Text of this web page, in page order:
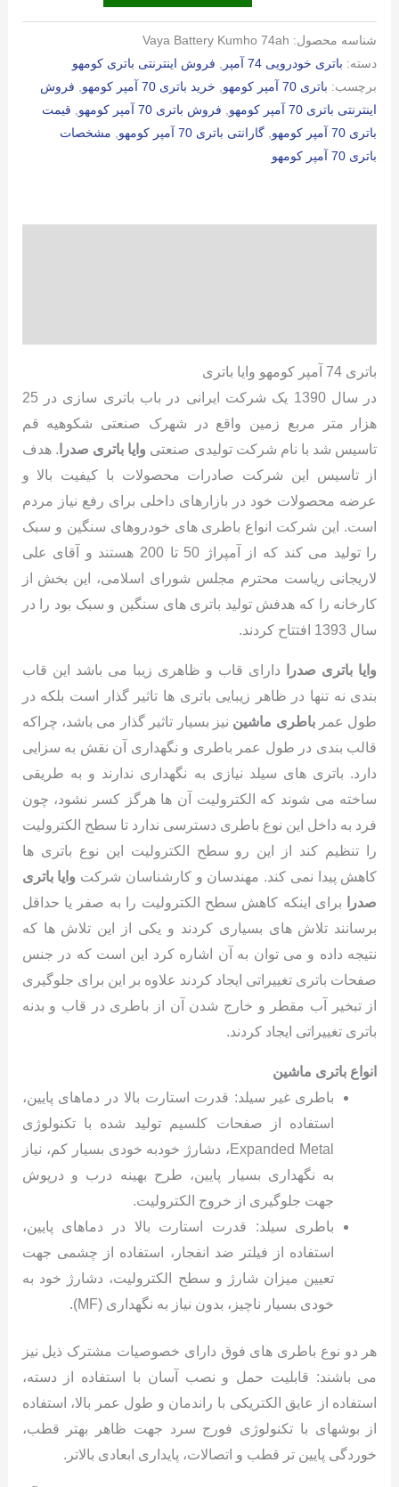
آمپر
شناسه محصول: Vaya Battery Kumho 74ah
دسته: باتری خودرویی 74 آمپر , فروش اینترنتی باتری کومهو
برچسب: باتری 70 آمپر کومهو , خرید باتری 70 آمپر کومهو , فروش
اینترنتی باتری 70 آمپر کومهو
, فروش باتری 70 آمپر کومهو , قیمت
باتری 70 آمپر کومهو
, گارانتی باتری 70 آمپر کومهو , مشخصات
باتری 70 آمپر کومهو
باتری 74 آمپر کومهو وایا باتری
در سال 1390 یک شرکت ایرانی در باب باتری سازی در 25
هزار متر مربع زمین واقع در شهرک صنعتی شکوهیه قم
تاسیس شد با نام شرکت تولیدی صنعتی وایا باتری صدرا . هدف
از تاسیس این شرکت صادرات محصولات با کیفیت بالا و
عرضه محصولات خود در بازارهای داخلی برای رفع نیاز مردم
است. این شرکت انواع باطری های خودروهای سنگین و سبک
را تولید می کند که از آمپراژ 50 تا 200 هستند و آقای علی
لاریجانی ریاست محترم مجلس شورای اسلامی، این بخش از
کارخانه را که هدفش تولید باتری های سنگین و سبک بود را در
سال 1393 افتتاح کردند.
وایا باتری صدرا دارای قاب و ظاهری زیبا می باشد این قاب
بندی نه تنها در ظاهر زیبایی باتری ها تاثیر گذار است بلکه در
طول عمرباطری ماشین نیز بسیار تاثیر گذار می باشد، چراکه
قالب بندی در طول عمر باطری و نگهداری آن نقش به سزایی
دارد. باتری های سیلد نیازی به نگهداری ندارند و به طریقی
ساخته می شوند که الکترولیت آن ها هرگز کسر نشود، چون
فرد به داخل این نوع باطری دسترسی ندارد تا سطح الکترولیت
را تنظیم کند از این رو سطح الکترولیت این نوع باتری ها
کاهش پیدا نمی کند. مهندسان و کارشناسان شرکت وایا باتری
صدرا برای اینکه کاهش سطح الکترولیت را به صفر یا حداقل
برسانند تلاش های بسیاری کردند و یکی از این تلاش ها که
نتیجه داده و می توان به آن اشاره کرد این است که در جنس
صفحات باتری تغییراتی ایجاد کردند علاوه بر این برای جلوگیری
از تبخیر آب مقطر و خارج شدن آن از باطری در قاب و بدنه
باتری تغییراتی ایجاد کردند.
انواع باتری ماشین
باطری غیر سیلد: قدرت استارت بالا در دماهای پایین،
استفاده از صفحات کلسیم تولید شده با تکنولوژی
Expanded Metal، دشارژ خودبه خودی بسیار کم، نیاز
به نگهداری بسیار پایین، طرح بهینه درب و درپوش
جهت جلوگیری از خروج الکترولیت.
باطری سیلد: قدرت استارت بالا در دماهای پایین،
استفاده از فیلتر ضد انفجار، استفاده از چشمی جهت
تعیین میزان شارژ و سطح الکترولیت، دشارژ خود به
خودی بسیار ناچیز، بدون نیاز به نگهداری (MF).
هر دو نوع باطری های فوق دارای خصوصیات مشترک ذیل نیز
می باشند: قابلیت حمل و نصب آسان با استفاده از دسته،
استفاده از عایق الکتریکی با راندمان و طول عمر بالا، استفاده
از بوشهای با تکنولوژی فورج سرد جهت ظاهر بهتر قطب،
خوردگی پایین تر قطب و اتصالات، پایداری ابعادی بالاتر.